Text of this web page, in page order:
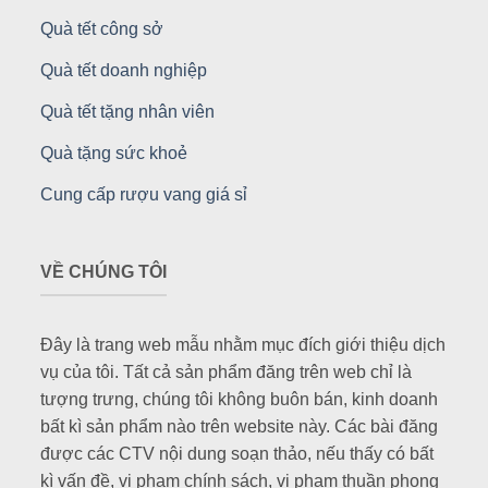
Quà tết công sở
Quà tết doanh nghiệp
Quà tết tặng nhân viên
Quà tặng sức khoẻ
Cung cấp rượu vang giá sỉ
VỀ CHÚNG TÔI
Đây là trang web mẫu nhằm mục đích giới thiệu dịch
vụ của tôi. Tất cả sản phẩm đăng trên web chỉ là
tượng trưng, chúng tôi không buôn bán, kinh doanh
bất kì sản phẩm nào trên website này. Các bài đăng
được các CTV nội dung soạn thảo, nếu thấy có bất
kì vấn đề, vi phạm chính sách, vi phạm thuần phong